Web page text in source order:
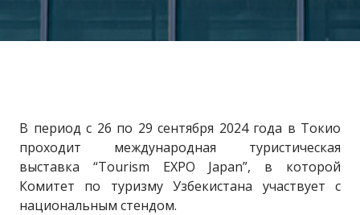
В период с 26 по 29 сентября 2024 года в Токио
проходит международная туристическая
выставка “Tourism EXPO Japan”, в которой
Комитет по туризму Узбекистана участвует с
национальным стендом.